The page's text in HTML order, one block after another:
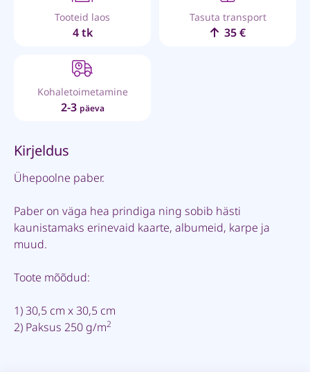
Tooteid laos
4 tk
Tasuta transport
35 €
Kohaletoimetamine
2-3 päeva
Kirjeldus
Ühepoolne paber.
Paber on väga hea prindiga ning sobib hästi
kaunistamaks erinevaid kaarte, albumeid, karpe ja
muud.
Toote mõõdud:
1) 30,5 cm x 30,5 cm
2) Paksus 250 g/m2